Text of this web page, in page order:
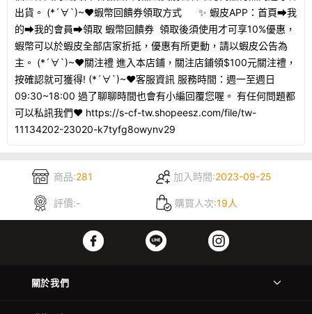
出貨。 (*´∀`)~♥蝦幣回饋券領取方式 ✨ 蝦皮APP：首頁➡我
的➡我的會員➡領取 蝦幣回饋券 領取後須使用才可享10%優惠，
蝦幣可以於蝦皮全部店家折抵，優惠有所更動，請以蝦皮公告為
主。 (*´∀`)~♥關注禮 進入本店鋪，關注店鋪領$100元關注禮，
按確認就可獲得! (*´∀`)~♥客服資訊 服務時間：週一至週日
09:30~18:00 過了聊聊時間也會有小編回覆您喔。 有任何問題都
可以私訊我們♥ https://s-cf-tw.shopeesz.com/file/tw-
11134202-23020-k7tyfg8owynv29
商品:281 加入時間:2023-09-25
評價:- 購買人次:19人
關於我們